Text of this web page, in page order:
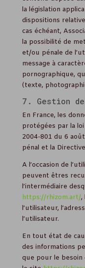
la législation
dispositions
cas échéant,
la possibilité de
et/ou pénale de
message à
pornographique,
(texte,
7. Gestion
En France, les
protégées par la loi
2004-801 du 6
pénal et la
A l’occasion de
peuvent êtres
l’intermédiaire
https://rhizom.art/,
l’utilisateur,
l’utilisateur.
En tout état de
des informations
que pour le besoin